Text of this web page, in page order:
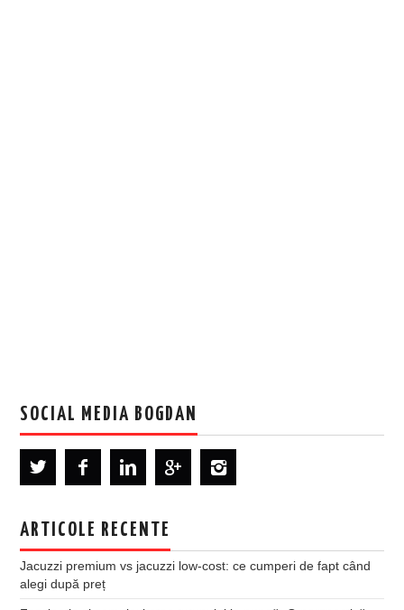
SOCIAL MEDIA BOGDAN
ARTICOLE RECENTE
Jacuzzi premium vs jacuzzi low-cost: ce cumperi de fapt când
alegi după preț